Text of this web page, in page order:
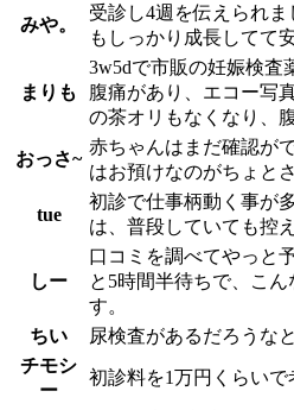
みや。
受診し4週を伝えられ
もしっかり成長してて
まりも
3w5dで市販の妊娠検査
腹痛があり、エコー写
の茶オリもなくなり、
おっさ~
赤ちゃんはまだ確認が
はお預けなのがちょと
tue
初診で仕事柄動く事が
は、普段していても控
しー
口コミを調べてやっと
と5時間半待ちで、こ
す。
ちい
尿検査があるだろうな
チモシ
ー
初診料を1万円くらい